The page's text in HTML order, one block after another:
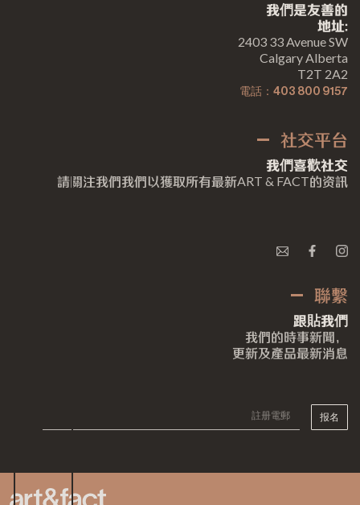
我們是友善的
地址:
2403 33 Avenue SW
Calgary Alberta
T2T 2A2
電話：403 800 9157
社交平台
我們喜歡社交
請關注我們我們以獲取所有最新ART & FACT的资訊
聯繫
跟貼我們
我們的時事新聞，
更新及產品最新消息